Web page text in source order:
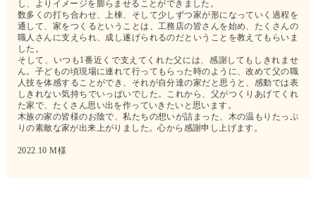
し、よりイメージを膨らませることができました。
数多くの打ち合わせ、上棟、そして少しずつ家が形になっていく過程を
通して、家をつくるということは、工務店の皆さんを始め、たくさんの
職人さんに支えられ、成し遂げられるのだということを教えてもらいま
した。
そして、いつも1番近くで支えてくれた父には、感謝してもしきれませ
ん。子どもの頃現場に連れて行ってもらった時のように、改めて父の職
人技を体感することができ、それが自分達の家だと思うと、感動では表
しきれない気持ちでいっぱいでした。これから、父がつくりあげてくれ
た家で、たくさん思い出を作っていきたいと思います。
木族の家の皆様のお陰で、私たちの想いが詰まった、木の温もりたっぷ
りの素敵な家が出来上がりました。心から感謝申し上げます。
2022.10 M様